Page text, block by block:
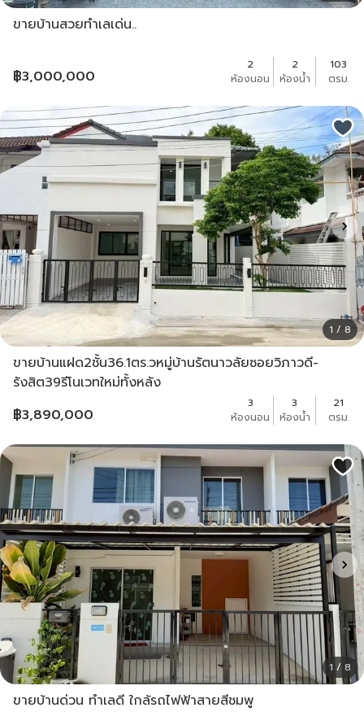
ขายบ้านสวยทำเลเด่น..
฿3,000,000
2
ห้องนอน
2
ห้องน้ำ
103
ตรม.
1 / 8
ขายบ้านแฝด2ชั้น36.1ตร.วหมู่บ้านรัตนาวลัยซอยวิภาวดี-
รังสิต39รีโนเวทใหม่ทั้งหลัง
฿3,890,000
3
ห้องนอน
3
ห้องน้ำ
21
ตรม.
1 / 8
ขายบ้านด่วน ทำเลดี ใกล้รถไฟฟ้าสายสีชมพู